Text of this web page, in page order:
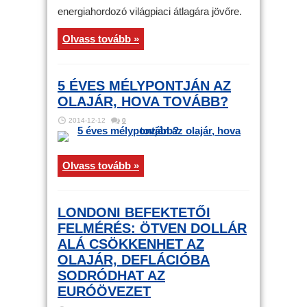
energiahordozó világpiaci átlagára jövőre.
Olvass tovább »
5 ÉVES MÉLYPONTJÁN AZ
OLAJÁR, HOVA TOVÁBB?
2014-12-12 0
Olvass tovább »
LONDONI BEFEKTETŐI
FELMÉRÉS: ÖTVEN DOLLÁR
ALÁ CSÖKKENHET AZ
OLAJÁR, DEFLÁCIÓBA
SODRÓDHAT AZ
EURÓÖVEZET